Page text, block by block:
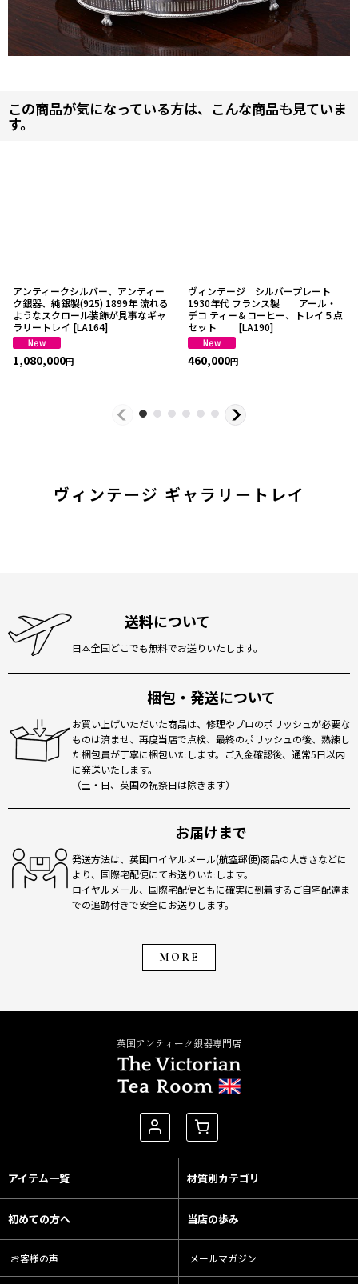
ヴィンテージ ギャラリートレイ
この商品が気になっている方は、こんな商品も見ていま
す。
アンティークシルバー、アンティー
ク銀器、純銀製(925) 1899年 流れる
ようなスクロール装飾が見事なギャ
ラリートレイ [LA164]
1,080,000円
ヴィンテージ シルバープレート
1930年代 フランス製 アール・
デコ ティー＆コーヒー、トレイ５点
セット
[LA190]
460,000円
送料について
日本全国どこでも無料でお送りいたします。
梱包・発送について
お買い上げいただいた商品は、修理やプロのポリッシュが必要な
ものは済ませ、再度当店で点検、最終のポリッシュの後、熟練し
た梱包員が丁寧に梱包いたします。ご入金確認後、通常5日以内
に発送いたします。
（土・日、英国の祝祭日は除きます）
お届けまで
発送方法は、英国ロイヤルメール(航空郵便)商品の大きさなどに
より、国際宅配便にてお送りいたします。
ロイヤルメール、国際宅配便ともに確実に到着するご自宅配達ま
での追跡付きで安全にお送りします。
MORE
英国アンティーク銀器専門店
アイテム一覧 材質別カテゴリ
初めての方へ 当店の歩み
お客様の声 メールマガジン